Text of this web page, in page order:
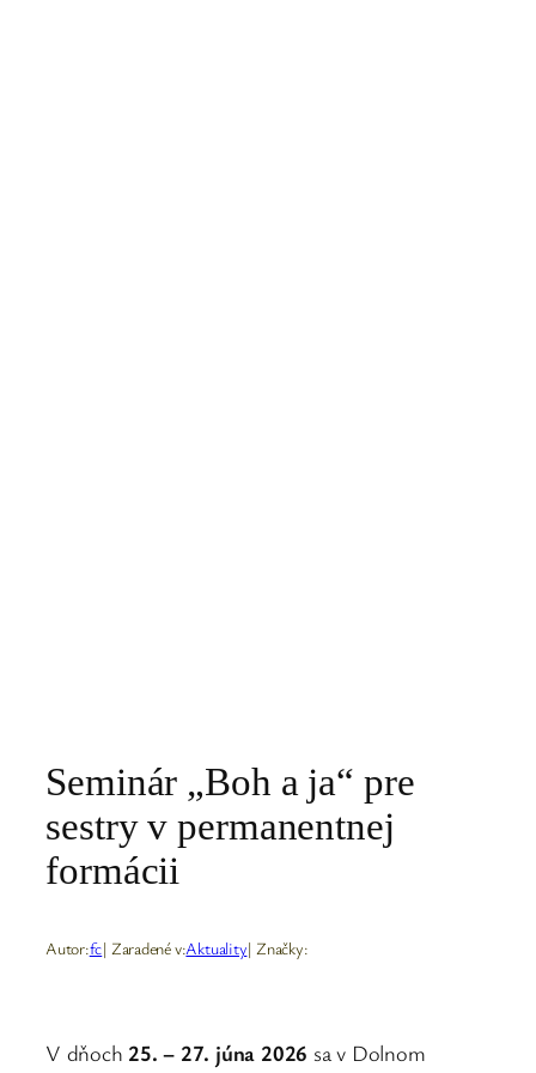
Seminár „Boh a ja“ pre
sestry v permanentnej
formácii
Autor:fc| Zaradené v:Aktuality| Značky:
V dňoch 25. – 27. júna 2026 sa v Dolnom